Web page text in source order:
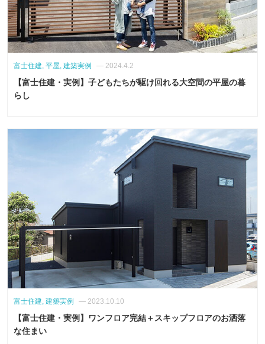
富士住建, 平屋, 建築実例 — 2024.4.2
【富士住建・実例】子どもたちが駆け回れる大空間の平屋の暮
らし
富士住建, 建築実例 — 2023.10.10
【富士住建・実例】ワンフロア完結＋スキップフロアのお洒落
な住まい